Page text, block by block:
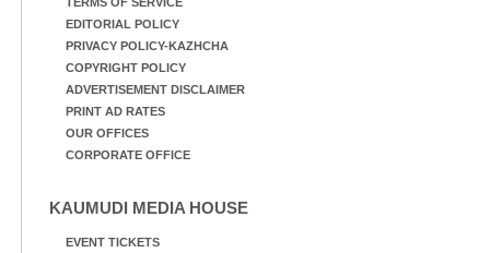
EDITORIAL POLICY
PRIVACY POLICY-KAZHCHA
COPYRIGHT POLICY
ADVERTISEMENT DISCLAIMER
PRINT AD RATES
OUR OFFICES
CORPORATE OFFICE
KAUMUDI MEDIA HOUSE
EVENT TICKETS